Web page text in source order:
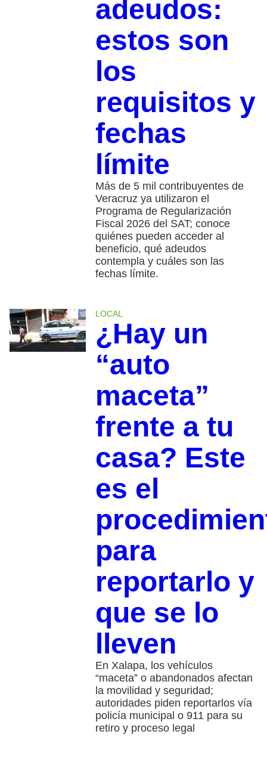
adeudos:
estos son
los
requisitos y
fechas
límite
Más de 5 mil contribuyentes de
Veracruz ya utilizaron el
Programa de Regularización
Fiscal 2026 del SAT; conoce
quiénes pueden acceder al
beneficio, qué adeudos
contempla y cuáles son las
fechas límite.
LOCAL
¿Hay un
“auto
maceta”
frente a tu
casa? Este
es el
para
reportarlo y
que se lo
lleven
En Xalapa, los vehículos
“maceta” o abandonados afectan
la movilidad y seguridad;
autoridades piden reportarlos vía
policía municipal o 911 para su
retiro y proceso legal